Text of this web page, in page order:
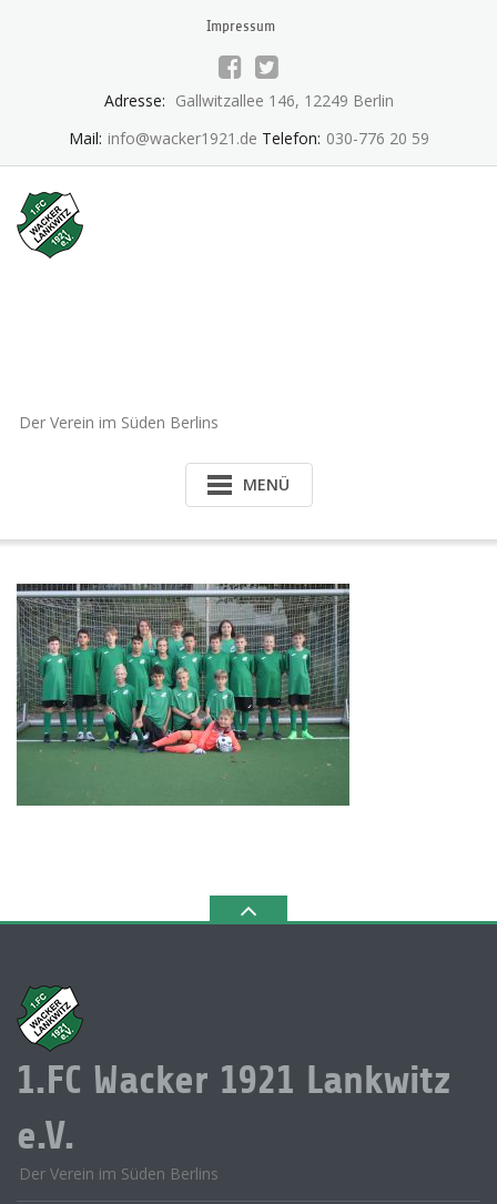
Impressum
Adresse: Gallwitzallee 146, 12249 Berlin
Mail: info@wacker1921.de Telefon: 030-776 20 59
Der Verein im Süden Berlins
MENÜ
1.FC Wacker 1921 Lankwitz
e.V.
Der Verein im Süden Berlins